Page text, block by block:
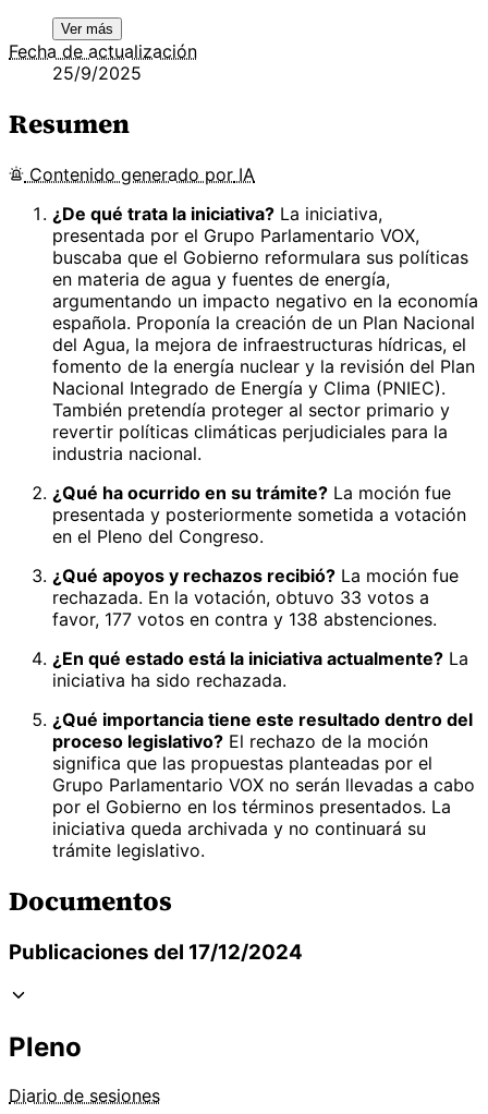
Ver más
Fecha de actualización
25/9/2025
Resumen
Contenido generado por IA
¿De qué trata la iniciativa? La iniciativa,
presentada por el Grupo Parlamentario VOX,
buscaba que el Gobierno reformulara sus políticas
en materia de agua y fuentes de energía,
argumentando un impacto negativo en la economía
española. Proponía la creación de un Plan Nacional
del Agua, la mejora de infraestructuras hídricas, el
fomento de la energía nuclear y la revisión del Plan
Nacional Integrado de Energía y Clima (PNIEC).
También pretendía proteger al sector primario y
revertir políticas climáticas perjudiciales para la
industria nacional.
¿Qué ha ocurrido en su trámite? La moción fue
presentada y posteriormente sometida a votación
en el Pleno del Congreso.
¿Qué apoyos y rechazos recibió? La moción fue
rechazada. En la votación, obtuvo 33 votos a
favor, 177 votos en contra y 138 abstenciones.
¿En qué estado está la iniciativa actualmente? La
iniciativa ha sido rechazada.
¿Qué importancia tiene este resultado dentro del
proceso legislativo? El rechazo de la moción
significa que las propuestas planteadas por el
Grupo Parlamentario VOX no serán llevadas a cabo
por el Gobierno en los términos presentados. La
iniciativa queda archivada y no continuará su
trámite legislativo.
Documentos
Publicaciones del 17/12/2024
Pleno
Diario de sesiones